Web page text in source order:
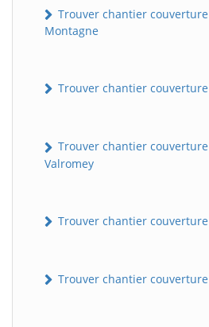
Trouver chantier
Montagne
Trouver chantier
Trouver chantier
Valromey
Trouver chantier
Trouver chantier